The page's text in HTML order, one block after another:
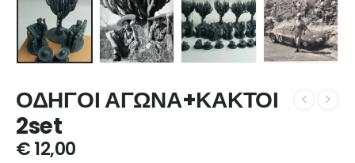
ΟΔΗΓΟΙ ΑΓΩΝΑ+ΚΑΚΤΟΙ
2set
€12,00